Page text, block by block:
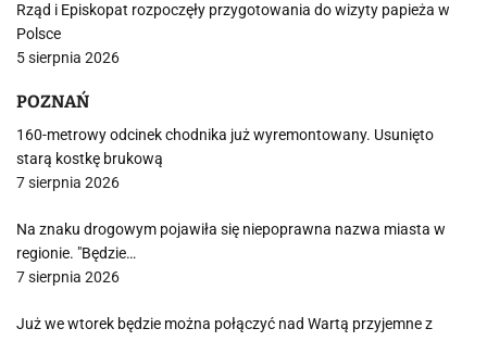
Rząd i Episkopat rozpoczęły przygotowania do wizyty papieża w
Polsce
5 sierpnia 2026
POZNAŃ
160-metrowy odcinek chodnika już wyremontowany. Usunięto
starą kostkę brukową
7 sierpnia 2026
Na znaku drogowym pojawiła się niepoprawna nazwa miasta w
regionie. "Będzie…
7 sierpnia 2026
Już we wtorek będzie można połączyć nad Wartą przyjemne z